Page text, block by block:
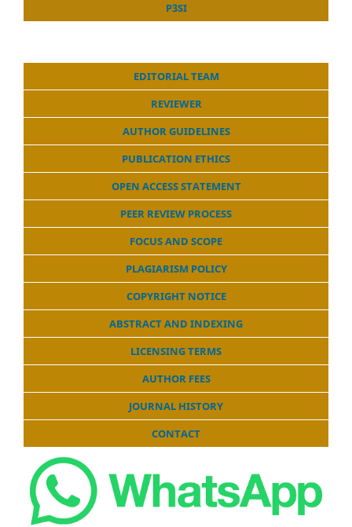
P3SI
EDITORIAL TEAM
REVIEWER
AUTHOR GUIDELINES
PUBLICATION ETHICS
OPEN ACCESS STATEMENT
PEER REVIEW PROCESS
FOCUS AND SCOPE
PLAGIARISM POLICY
COPYRIGHT NOTICE
ABSTRACT AND INDEXING
LICENSING TERMS
AUTHOR FEES
JOURNAL HISTORY
CONTACT